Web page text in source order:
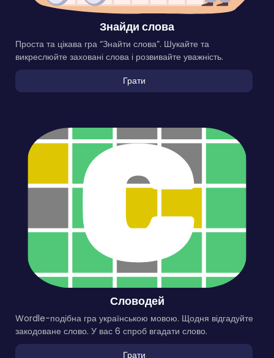
Знайди слова
Проста та цікава гра “Знайти слова”. Шукайте та
викреслюйте заховані слова і розвивайте уважність.
Грати
Словодей
Wordle-подібна гра українською мовою. Щодня відгадуйте
закодоване слово. У вас 6 спроб вгадати слово.
Грати